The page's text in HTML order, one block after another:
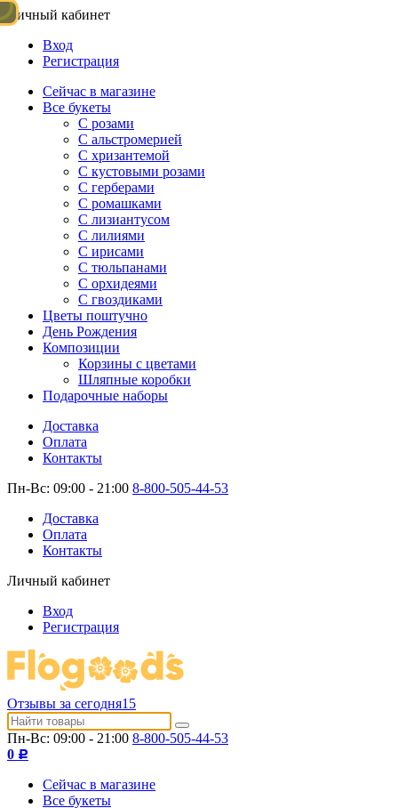
Личный кабинет
Вход
Регистрация
Сейчас в магазине
Все букеты
C розами
С альстромерией
С хризантемой
С кустовыми розами
С герберами
С ромашками
С лизиантусом
С лилиями
С ирисами
С тюльпанами
С орхидеями
С гвоздиками
Цветы поштучно
День Рождения
Композиции
Корзины с цветами
Шляпные коробки
Подарочные наборы
Доставка
Оплата
Контакты
Пн-Вс: 09:00 - 21:00 8-800-505-44-53
Доставка
Оплата
Контакты
Личный кабинет
Вход
Регистрация
Отзывы за сегодня15
Пн-Вс: 09:00 - 21:00 8-800-505-44-53
0 Р
Сейчас в магазине
Все букеты